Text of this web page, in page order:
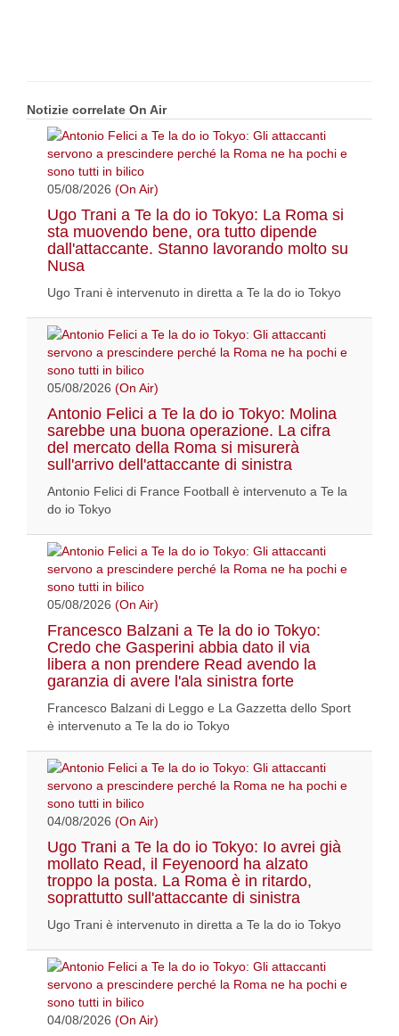
Notizie correlate On Air
05/08/2026 (On Air)
Ugo Trani a Te la do io Tokyo: La Roma si
sta muovendo bene, ora tutto dipende
dall'attaccante. Stanno lavorando molto su
Nusa
Ugo Trani è intervenuto in diretta a Te la do io Tokyo
05/08/2026 (On Air)
Antonio Felici a Te la do io Tokyo: Molina
sarebbe una buona operazione. La cifra
del mercato della Roma si misurerà
sull'arrivo dell'attaccante di sinistra
Antonio Felici di France Football è intervenuto a Te la
do io Tokyo
05/08/2026 (On Air)
Francesco Balzani a Te la do io Tokyo:
Credo che Gasperini abbia dato il via
libera a non prendere Read avendo la
garanzia di avere l'ala sinistra forte
Francesco Balzani di Leggo e La Gazzetta dello Sport
è intervenuto a Te la do io Tokyo
04/08/2026 (On Air)
Ugo Trani a Te la do io Tokyo: Io avrei già
mollato Read, il Feyenoord ha alzato
troppo la posta. La Roma è in ritardo,
soprattutto sull'attaccante di sinistra
Ugo Trani è intervenuto in diretta a Te la do io Tokyo
04/08/2026 (On Air)